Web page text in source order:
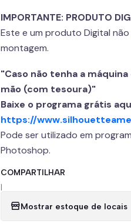
IMPORTANTE: PRODUTO
Este e um produto Digital
montagem.
"Caso não tenha a
mão (com tesoura)"
Baixe o programa grátis
https://
Pode ser utilizado em
Photoshop.
COMPARTILHAR
|
Mostrar estoque de locais